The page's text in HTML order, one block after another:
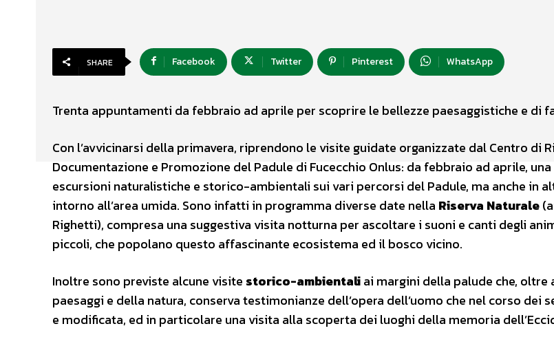
SHARE Facebook Twitter Pinterest WhatsApp
Trenta appuntamenti da febbraio ad aprile per scoprire le bellezze paesaggistiche e di
Con l’avvicinarsi della primavera, riprendono le visite guidate organizzate dal Centro di
Documentazione e Promozione del Padule di Fucecchio Onlus: da febbraio ad aprile,
escursioni naturalistiche e storico-ambientali sui vari percorsi del Padule, ma anche in
intorno all’area umida. Sono infatti in programma diverse date nella Riserva Naturale
Righetti), compresa una suggestiva visita notturna per ascoltare i suoni e canti degli
piccoli, che popolano questo affascinante ecosistema ed il bosco vicino.
Inoltre sono previste alcune visite storico-ambientaliai margini della palude che, oltre
paesaggi e della natura, conserva testimonianze dell’opera dell’uomo che nel corso dei
e modificata, ed in particolare una visita alla scoperta dei luoghi della memoria